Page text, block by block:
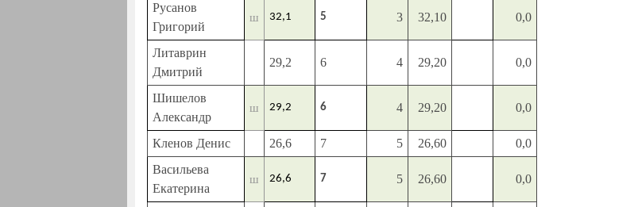
Русанов
Григорий
ш 32,1 5 3 32,10 0,0
Литаврин
Дмитрий
29,2 6 4 29,20 0,0
Шишелов
Александр
ш 29,2 6 4 29,20 0,0
Кленов Денис 26,6 7 5 26,60
0,0
Васильева
Екатерина
ш 26,6 7 5 26,60 0,0